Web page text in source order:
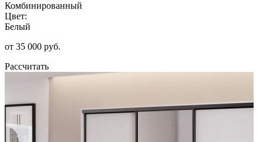
Комбинированный
Цвет:
Белый
от 35 000 руб.
Рассчитать